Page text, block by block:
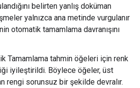
belirten yanlış doküman
yalnızca ana metinde vurgulanır
otomatik tamamlama davranışını
Tamamlama tahmin öğeleri için renk
iyileştirildi. Böylece öğeler, üst
rengi sorunsuz bir şekilde devralır.